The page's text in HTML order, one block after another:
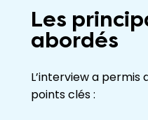
Les
abordés
L’interview a permis
points clés :